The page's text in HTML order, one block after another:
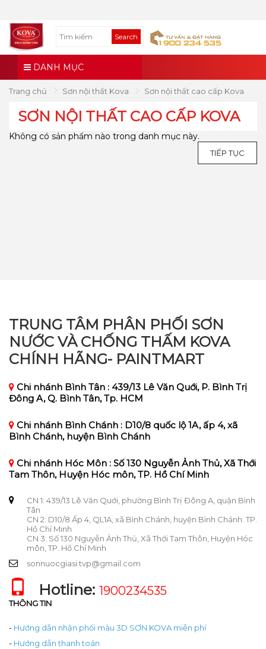
Search
DANH MỤC
Trang chủ Sơn nội thất Kova Sơn nội thất cao cấp Kova
SƠN NỘI THẤT CAO CẤP KOVA
Không có sản phẩm nào trong danh mục này.
TIẾP TỤC
TRUNG TÂM PHÂN PHỐI SƠN
NƯỚC VÀ CHỐNG THẤM KOVA
CHÍNH HÃNG- PAINTMART
Chi nhánh Bình Tân : 439/13 Lê Văn Quới, P. Bình Trị
Đông A, Q. Bình Tân, Tp. HCM
Chi nhánh Bình Chánh : D10/8 quốc lộ 1A, ấp 4, xã
Bình Chánh, huyện Bình Chánh
Chi nhánh Hóc Môn : Số 130 Nguyễn Ảnh Thủ, Xã Thới
Tam Thôn, Huyện Hóc môn, TP. Hồ Chí Minh
CN 1: 439/13 Lê Văn Quới, phường Bình Trị Đông A, quận Bình
Tân
CN 2: D10/8 Ấp 4, QL1A, xã Bình Chánh, huyện Bình Chánh. TP.
Hồ Chí Minh
CN 3: Số 130 Nguyễn Ảnh Thủ, Xã Thới Tam Thôn, Huyện Hóc
môn, TP. Hồ Chí Minh
sonnuocgiasi.tvp@gmail.com
Hotline: 1900234535
THÔNG TIN
- Hướng dẫn nhận phối màu 3D SƠN KOVA miễn phí
- Hướng dẫn thanh toán